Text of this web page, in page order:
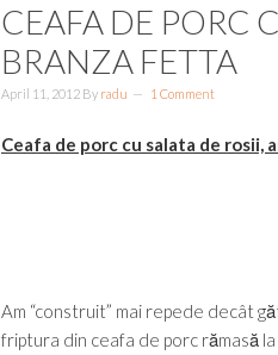
CEAFA DE PORC
BRANZA FETTA
April 11, 2012 By radu 1 Comment
Ceafa de porc cu salata de rosii,
Am “construit” mai repede decât
friptura din ceafa de porc rămasă